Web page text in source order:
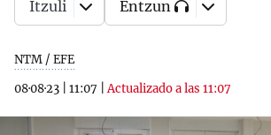
NTM / EFE
08·08·23
11:07 |Actualizado a las 11:07
Itzuli Entzun